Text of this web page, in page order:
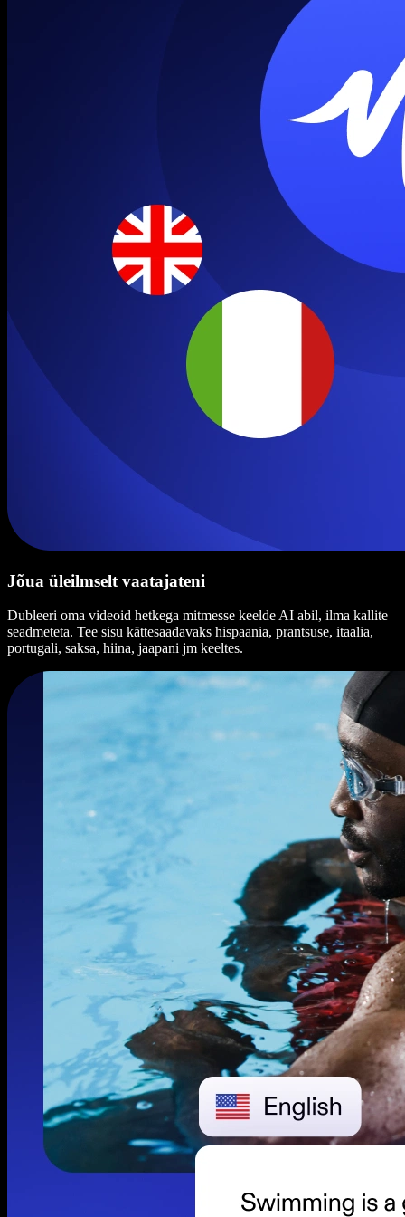
Jõua üleilmselt vaatajateni
Dubleeri oma videoid hetkega mitmesse keelde AI abil, ilma kallite
seadmeteta. Tee sisu kättesaadavaks hispaania, prantsuse, itaalia,
portugali, saksa, hiina, jaapani jm keeltes.